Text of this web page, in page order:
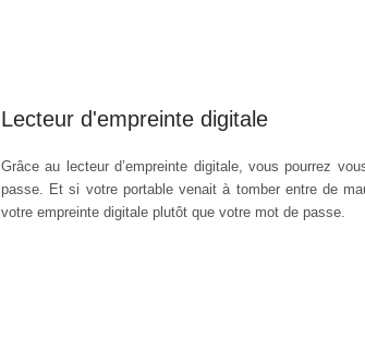
Lecteur d'empreinte digitale
Grâce au lecteur d’empreinte digitale, vous pourrez
passe. Et si votre portable venait à tomber entre de
votre empreinte digitale plutôt que votre mot de passe.